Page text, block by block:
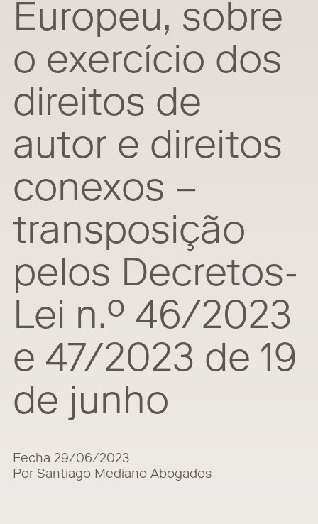
Europeu, sobre
o exercício dos
direitos de
autor e direitos
conexos –
transposição
pelos Decretos-
Lei n.º 46/2023
e 47/2023 de 19
de junho
Fecha 29/06/2023
Por Santiago Mediano Abogados